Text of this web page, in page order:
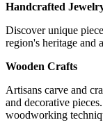
Handcrafted
Discover unique
region's heritage and
Wooden Crafts
Artisans carve and
and decorative
woodworking